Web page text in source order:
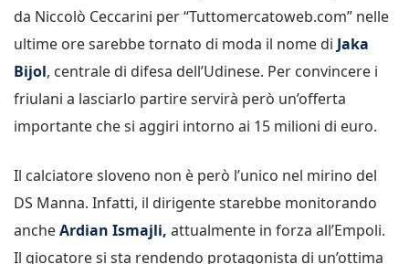
da Niccolò Ceccarini per “Tuttomercatoweb.com” nelle
ultime ore sarebbe tornato di moda il nome di Jaka
Bijol, centrale di difesa dell’Udinese. Per convincere i
friulani a lasciarlo partire servirà però un’offerta
importante che si aggiri intorno ai 15 milioni di euro.
Il calciatore sloveno non è però l’unico nel mirino del
DS Manna. Infatti, il dirigente starebbe monitorando
ancheArdian Ismajli, attualmente in forza all’Empoli.
Il giocatore si sta rendendo protagonista di un’ottima